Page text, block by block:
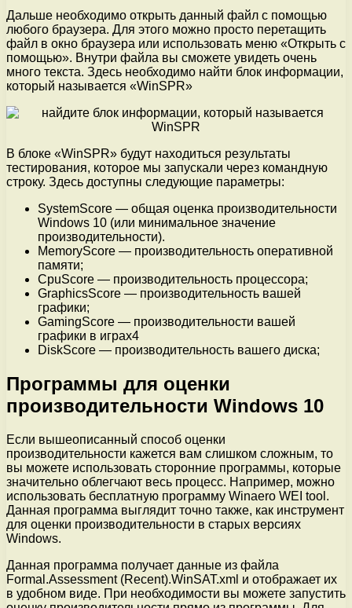
Дальше необходимо открыть данный файл с помощью
любого браузера. Для этого можно просто перетащить
файл в окно браузера или использовать меню «Открыть с
помощью». Внутри файла вы сможете увидеть очень
много текста. Здесь необходимо найти блок информации,
который называется «WinSPR»
В блоке «WinSPR» будут находиться результаты
тестирования, которое мы запускали через командную
строку. Здесь доступны следующие параметры:
SystemScore — общая оценка производительности
Windows 10 (или минимальное значение
производительности).
MemoryScore — производительность оперативной
памяти;
CpuScore — производительность процессора;
GraphicsScore — производительность вашей
графики;
GamingScore — производительности вашей
графики в играх4
DiskScore — производительность вашего диска;
Программы для оценки
производительности Windows 10
Если вышеописанный способ оценки
производительности кажется вам слишком сложным, то
вы можете использовать сторонние программы, которые
значительно облегчают весь процесс. Например, можно
использовать бесплатную программу Winaero WEI tool.
Данная программа выглядит точно также, как инструмент
для оценки производительности в старых версиях
Windows.
Данная программа получает данные из файла
Formal.Assessment (Recent).WinSAT.xml и отображает их
в удобном виде. При необходимости вы можете запустить